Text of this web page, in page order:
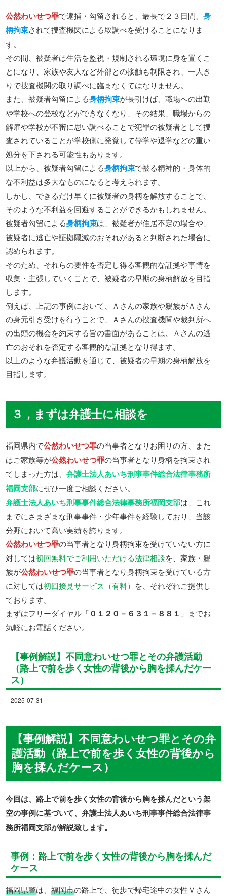
公然わいせつ罪で逮捕・勾留されると、最長で２３日間、身
柄拘束されて捜査機関による取調べを受けることになりま
す。
その間、被疑者は生活を監視・規制される環境に身を置くこ
とになり、家族や友人など外部との接触も制限され、一人き
りで捜査機関の取り調べに臨まなくてはなりません。
また、被疑者勾留による身柄拘束が長引けば、職場への出勤
や学校への登校などができなくなり、その結果、職場からの
解雇や学校が不審に思い調べることで犯罪の被疑者として捜
査されていることが学校側に発覚して停学や退学などの重い
処分を下される可能性もあります。
以上から、被疑者勾留による身柄拘束で被る精神的・身体的
な不利益は多大なものになると考えられます。
しかし、できるだけ早くに被疑者の身柄を解放することで、
そのような不利益を回避することができるかもしれません。
被疑者勾留による身柄拘束は、被疑者が住居不定の場合や、
被疑者に逃亡や証拠隠滅のおそれがあると判断された場合に
認められます。
そのため、それらの要件を否定し得る客観的な証拠や事情を
収集・主張していくことで、被疑者の早期の身柄解放を目指
します。
例えば、上記の事例において、Ａさんの家族や親族がＡさん
の身元引き受けを行うことで、Ａさんの捜査機関や裁判所へ
の出頭の機会を約束する旨の書面があることは、Ａさんの逃
亡のおそれを否定する客観的な証拠となり得ます。
以上のような弁護活動を通じて、被疑者の早期の身柄解放を
目指します。
３，まずは弁護士に相談を
福岡県内で公然わいせつ罪の当事者となりお困りの方、また
はご家族等が公然わいせつ罪の当事者となり身柄を拘束され
てしまった方は、弁護士法人あいち刑事事件総合法律事務所
福岡支部にぜひ一度ご相談ください。
弁護士法人あいち刑事事件総合法律事務所福岡支部は、これ
までにさまざまな刑事事件・少年事件を経験しており、当該
分野において高い実績を誇ります。
公然わいせつ罪の当事者となり身柄拘束を受けていない方に
対しては初回無料でご利用いただける法律相談を、家族・親
族が公然わいせつ罪の当事者となり身柄拘束を受けている方
に対しては初回接見サービス（有料） を、それぞれご提供し
ております。
まずはフリーダイヤル「０１２０－６３１－８８１ 」までお
気軽にお電話ください。
【事例解説】不同意わいせつ罪とその弁護活動
（路上で前を歩く女性の背後から胸を揉んだケー
ス）
2025-07-31
【事例解説】不同意わいせつ罪とその弁
護活動（路上で前を歩く女性の背後から
胸を揉んだケース）
今回は、路上で前を歩く女性の背後から胸を揉んだという架
空の事例に基づいて、弁護士法人あいち刑事事件総合法律事
務所福岡支部が解説致します。
事例：路上で前を歩く女性の背後から胸を揉んだ
ケース
福岡県警は、福岡市の路上で、徒歩で帰宅途中の女性Ｖさん